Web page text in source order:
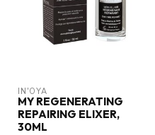
IN'OYA
MY REGENERATING
REPAIRING ELIXER,
30ML